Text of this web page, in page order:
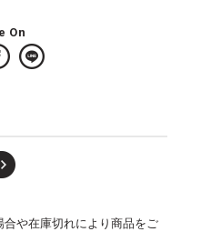
On
や在庫切れにより商品をご